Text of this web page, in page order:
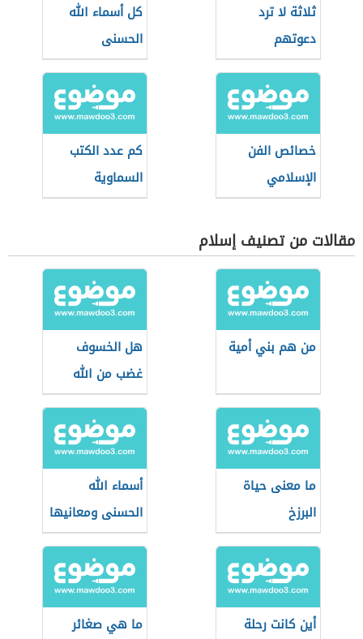
ثلاثة لا ترد
دعوتهم
كل أسماء الله
الحسنى
خصائص الفن
الإسلامي
كم عدد الكتب
السماوية
مقالات من تصنيف إسلام
من هم بني أمية
هل الخسوف
غضب من الله
ما معنى حياة
البرزخ
أسماء الله
الحسنى ومعانيها
أين كانت رحلة
ما هي صغائر